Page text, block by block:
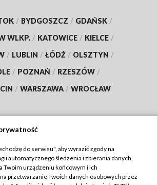
/ BYDGOSZCZ / GDAŃSK /
WLKP. / KATOWICE / KIELCE /
/ LUBLIN / ŁÓDŹ / OLSZTYN /
/ POZNAŃ / RZESZÓW /
/ WARSZAWA / WROCŁAW
TVP
Regulamin TVP
do serwisu", aby wyrazić zgody na
automatycznego śledzenia i zbierania danych,
Twoim urządzeniu końcowym i ich
przetwarzanie Twoich danych osobowych przez